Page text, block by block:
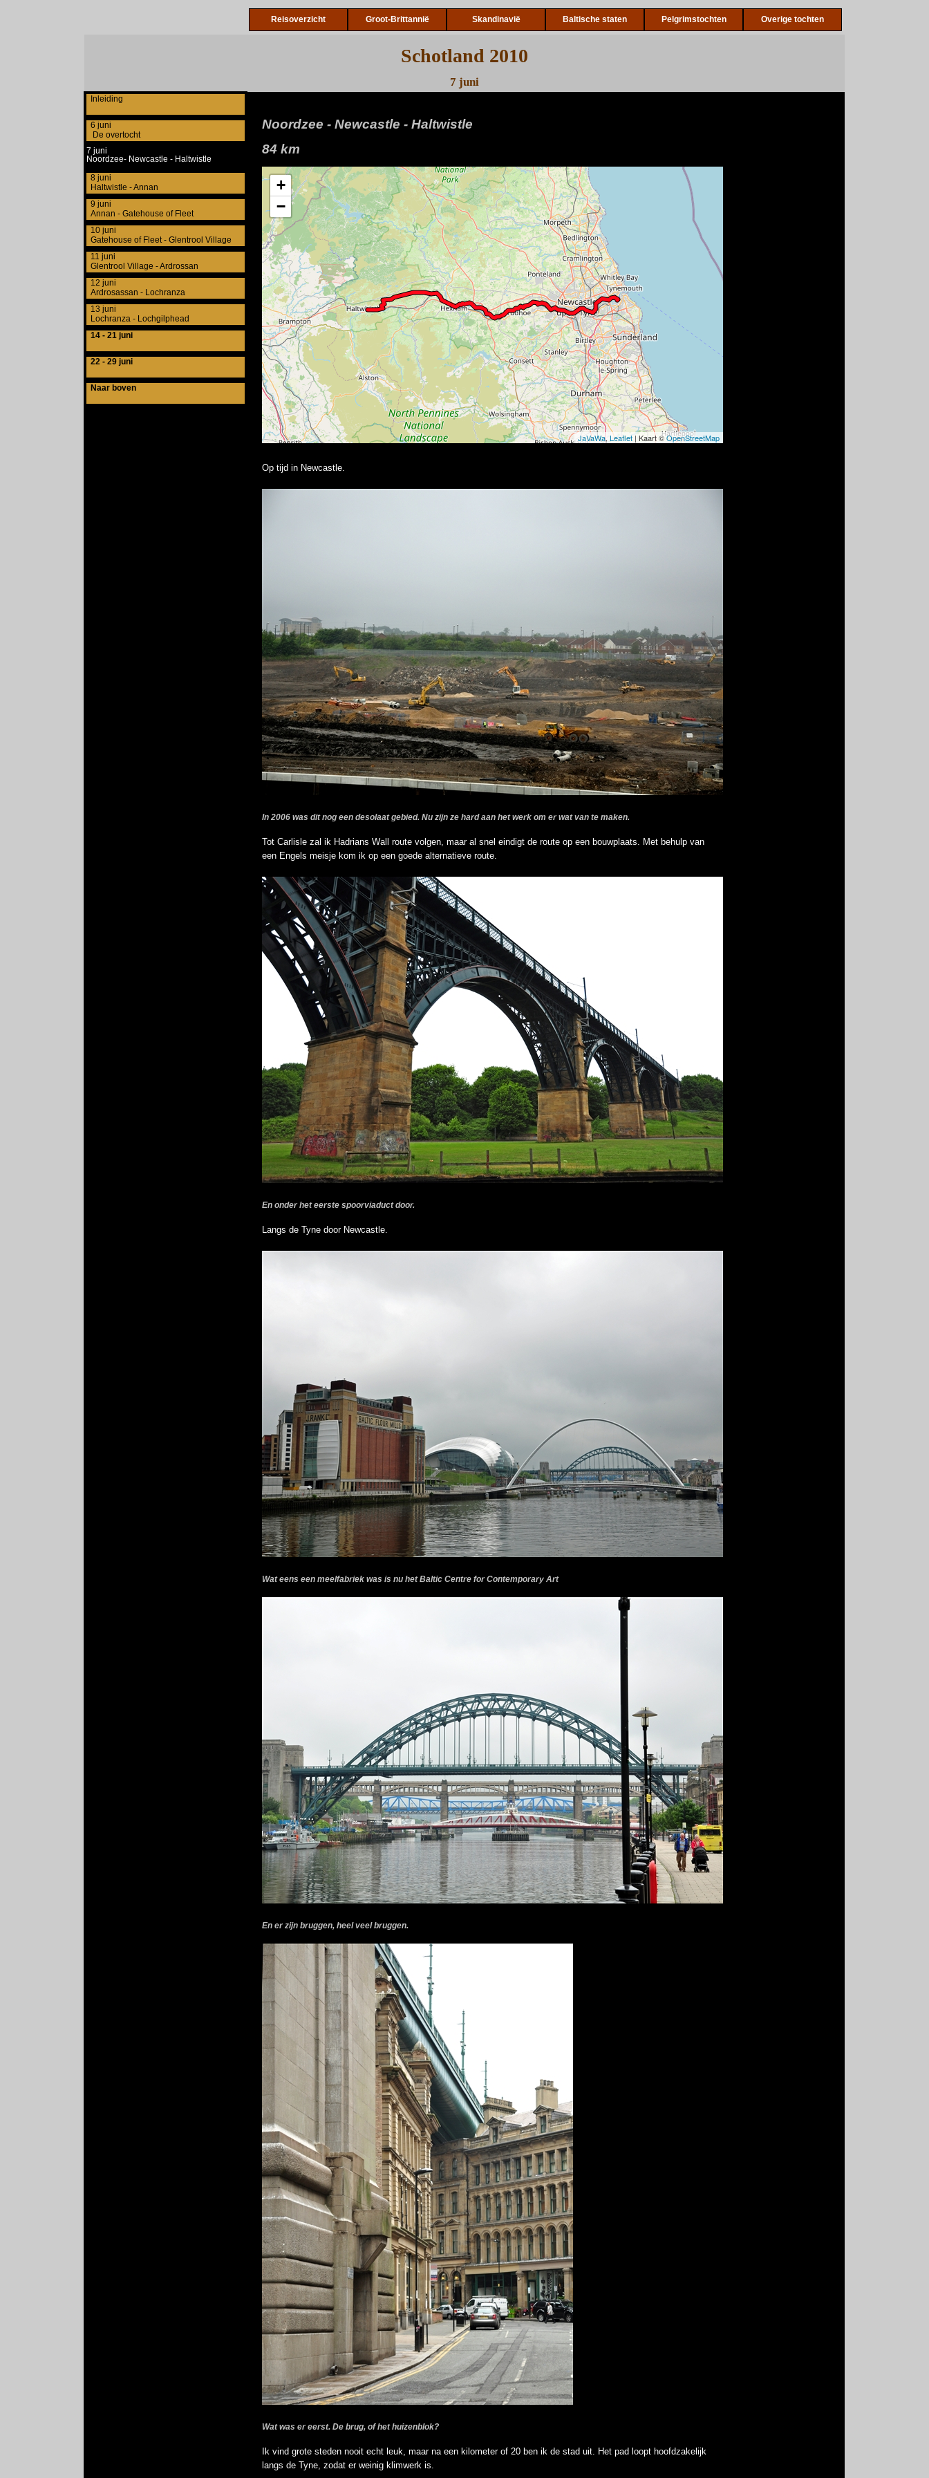
Reisoverzicht Groot-Brittannië Skandinavië Baltische staten Pelgrimstochten Overige tochten
Schotland 2010
7 juni
Inleiding
6 juni
De overtocht
7 juni
Noordzee- Newcastle - Haltwistle
8 juni
Haltwistle - Annan
9 juni
Annan - Gatehouse of Fleet
10 juni
Gatehouse of Fleet - Glentrool Village
11 juni
Glentrool Village - Ardrossan
12 juni
Ardrosassan - Lochranza
13 juni
Lochranza - Lochgilphead
14 - 21 juni
22 - 29 juni
Naar boven
Noordzee - Newcastle - Haltwistle
84 km
Op tijd in Newcastle.
In 2006 was dit nog een desolaat gebied. Nu zijn ze hard aan het werk om er wat van te maken.
Tot Carlisle zal ik Hadrians Wall route volgen, maar al snel eindigt de route op een bouwplaats. Met behulp van
een Engels meisje kom ik op een goede alternatieve route.
En onder het eerste spoorviaduct door.
Langs de Tyne door Newcastle.
Wat eens een meelfabriek was is nu het Baltic Centre for Contemporary Art
En er zijn bruggen, heel veel bruggen.
Wat was er eerst. De brug, of het huizenblok?
Ik vind grote steden nooit echt leuk, maar na een kilometer of 20 ben ik de stad uit. Het pad loopt hoofdzakelijk
langs de Tyne, zodat er weinig klimwerk is.